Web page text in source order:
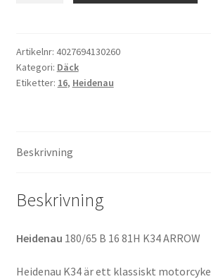
81H
K34
ARROW
Artikelnr: 4027694130260
Kategori: Däck
Etiketter: 16, Heidenau
Beskrivning
Beskrivning
Heidenau 180/65 B 16 81H K34 ARROW
Heidenau K34 är ett klassiskt